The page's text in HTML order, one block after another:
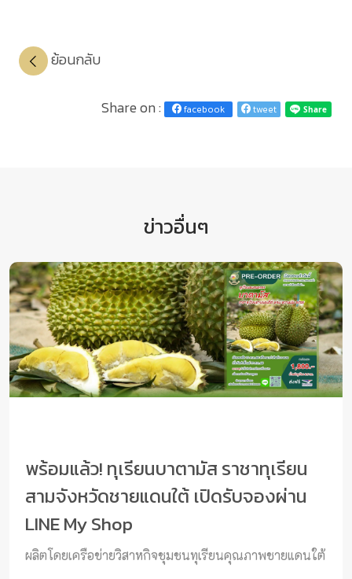
ย้อนกลับ
Share on : facebook tweet
ข่าวอื่นๆ
พร้อมแล้ว! ทุเรียนบาตามัส ราชาทุเรียน
สามจังหวัดชายแดนใต้ เปิดรับจองผ่าน
LINE My Shop
ผลิตโดยเครือข่ายวิสาหกิจชุมชนทุเรียนคุณภาพชายแดนใต้